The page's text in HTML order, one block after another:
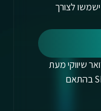
לצורך
שיווקי מעת